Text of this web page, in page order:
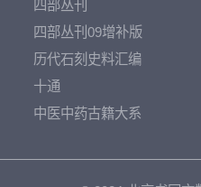
四部丛刊
四部丛刊09增补版
历代石刻史料汇编
十通
中医中药古籍大系